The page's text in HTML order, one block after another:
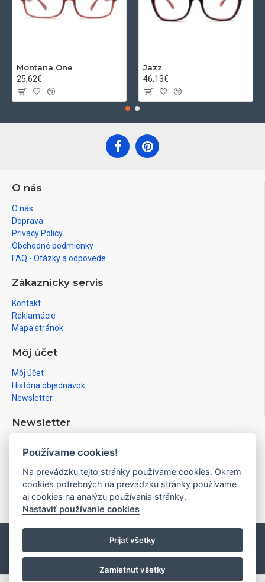
Montana One
25,62€
Jazz
46,13€
O nás
O nás
Doprava
Privacy Policy
Obchodné podmienky
FAQ - Otázky a odpovede
Zákaznícky servis
Kontakt
Reklamácie
Mapa stránok
Môj účet
Môj účet
História objednávok
Newsletter
Newsletter
Prihlásiť
Prečítal(a) som si a súhlasím s Ochrana osobných údajov
Copyright © 2020, pixy.sk, All Rights
Reserved
cookies
Používame cookies!
Na prevádzku tejto stránky používame cookies. Okrem
cookies potrebných na prevádzku stránky používame
aj cookies na analýzu používania stránky.
Nastaviť používanie cookies
Prijať všetky
Zamietnuť všetky